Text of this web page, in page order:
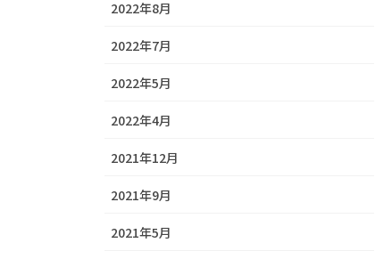
2022年8月
2022年7月
2022年5月
2022年4月
2021年12月
2021年9月
2021年5月